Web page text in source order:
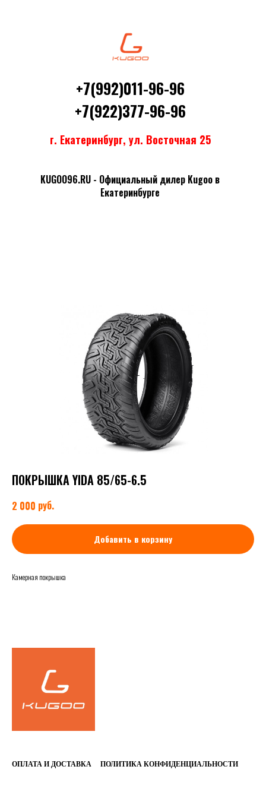
+7(992)011-96-96
+7(922)377-96-96
г. Екатеринбург, ул. Восточная 25
KUGOO96.RU - Официальный дилер Kugoo в
Екатеринбурге
ПОКРЫШКА YIDA 85/65-6.5
2 000 руб.
Добавить в корзину
Камерная покрышка
ОПЛАТА И ДОСТАВКА ПОЛИТИКА КОНФИДЕНЦИАЛЬНОСТИ